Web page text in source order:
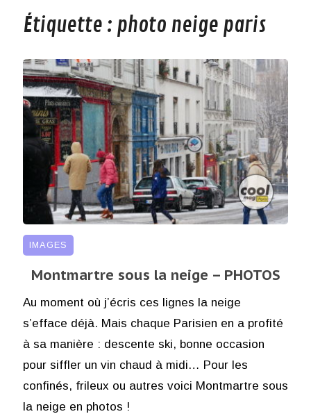
Étiquette : photo neige paris
IMAGES
Montmartre sous la neige – PHOTOS
Au moment où j’écris ces lignes la neige
s’efface déjà. Mais chaque Parisien en a profité
à sa manière : descente ski, bonne occasion
pour siffler un vin chaud à midi… Pour les
confinés, frileux ou autres voici Montmartre sous
la neige en photos !